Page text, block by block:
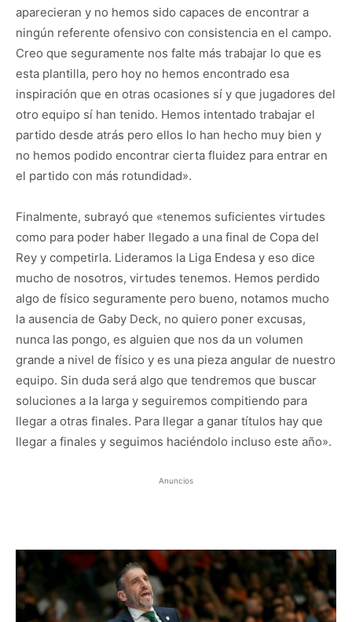
aparecieran y no hemos sido capaces de encontrar a
ningún referente ofensivo con consistencia en el campo.
Creo que seguramente nos falte más trabajar lo que es
esta plantilla, pero hoy no hemos encontrado esa
inspiración que en otras ocasiones sí y que jugadores del
otro equipo sí han tenido. Hemos intentado trabajar el
partido desde atrás pero ellos lo han hecho muy bien y
no hemos podido encontrar cierta fluidez para entrar en
el partido con más rotundidad».
Finalmente, subrayó que «tenemos suficientes virtudes
como para poder haber llegado a una final de Copa del
Rey y competirla. Lideramos la Liga Endesa y eso dice
mucho de nosotros, virtudes tenemos. Hemos perdido
algo de físico seguramente pero bueno, notamos mucho
la ausencia de Gaby Deck, no quiero poner excusas,
nunca las pongo, es alguien que nos da un volumen
grande a nivel de físico y es una pieza angular de nuestro
equipo. Sin duda será algo que tendremos que buscar
soluciones a la larga y seguiremos compitiendo para
llegar a otras finales. Para llegar a ganar títulos hay que
llegar a finales y seguimos haciéndolo incluso este año».
Anuncios